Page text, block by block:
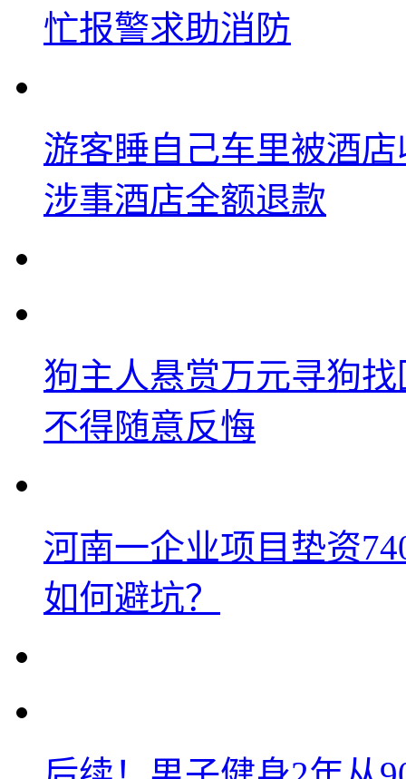
忙报警求助消防
游客睡自己车里被酒
涉事酒店全额退款
狗主人悬赏万元寻狗
不得随意反悔
河南一企业项目垫资
如何避坑？